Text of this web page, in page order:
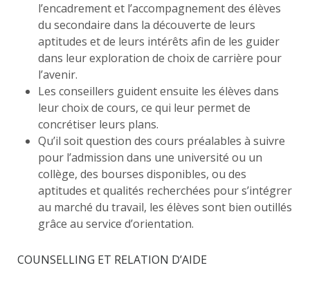
l’encadrement et l’accompagnement des élèves
du secondaire dans la découverte de leurs
aptitudes et de leurs intérêts afin de les guider
dans leur exploration de choix de carrière pour
l’avenir.
Les conseillers guident ensuite les élèves dans
leur choix de cours, ce qui leur permet de
concrétiser leurs plans.
Qu’il soit question des cours préalables à suivre
pour l’admission dans une université ou un
collège, des bourses disponibles, ou des
aptitudes et qualités recherchées pour s’intégrer
au marché du travail, les élèves sont bien outillés
grâce au service d’orientation.
COUNSELLING ET RELATION D’AIDE